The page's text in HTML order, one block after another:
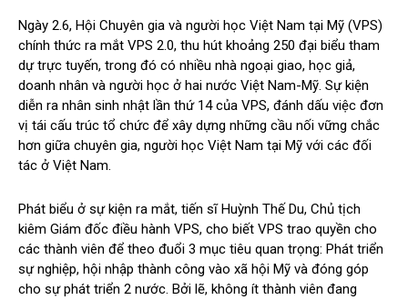
Ngày 2.6, Hội Chuyên gia và người học Việt Nam tại Mỹ (VPS)
chính thức ra mắt VPS 2.0, thu hút khoảng 250 đại biểu tham
dự trực tuyến, trong đó có nhiều nhà ngoại giao, học giả,
doanh nhân và người học ở hai nước Việt Nam-Mỹ. Sự kiện
diễn ra nhân sinh nhật lần thứ 14 của VPS, đánh dấu việc đơn
vị tái cấu trúc tổ chức để xây dựng những cầu nối vững chắc
hơn giữa chuyên gia, người học Việt Nam tại Mỹ với các đối
tác ở Việt Nam.
Phát biểu ở sự kiện ra mắt, tiến sĩ Huỳnh Thế Du, Chủ tịch
kiêm Giám đốc điều hành VPS, cho biết VPS trao quyền cho
các thành viên để theo đuổi 3 mục tiêu quan trọng: Phát triển
sự nghiệp, hội nhập thành công vào xã hội Mỹ và đóng góp
cho sự phát triển 2 nước. Bởi lẽ, không ít thành viên đang